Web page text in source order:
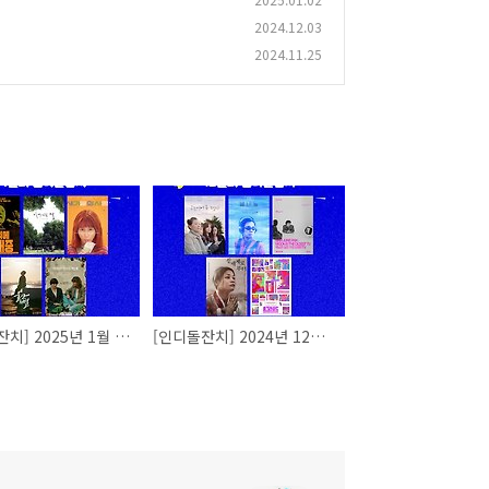
2024.12.03
2024.11.25
[인디돌잔치] 2025년 1월 상영작을 선정해주세요 [인디돌잔치] 2024년 12월 상영작을 선정해주세요